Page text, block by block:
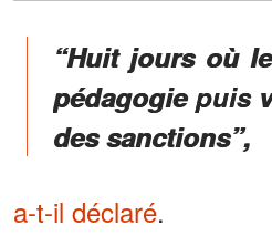
“Huit jours où
pédagogie puis
des sanctions”,
a-t-il déclaré.